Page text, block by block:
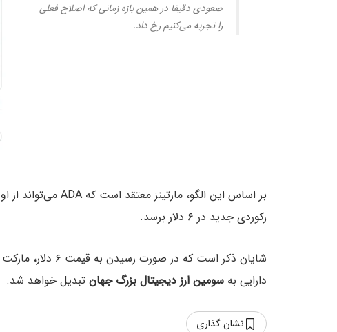
صعودی دقیقا در همین بازه زمانی که اصلاح فعلی
را تجربه می‌کنیم رخ داد.
رکوردی جدید در ۶ دلار برسد.
شایان ذکر است که در صورت رسیدن به قیمت ۶ دلار، مارکت کپ کاردانو از
دارایی به سومین ارز دیجیتال بزرگ جهان تبدیل خواهد شد.
نشان گذاری